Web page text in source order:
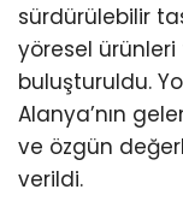
sürdürülebilir
yöresel
buluşturuldu.
Alanya’nın
ve özgün
verildi.